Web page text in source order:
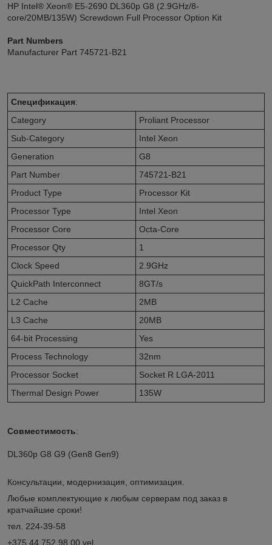
HP Intel® Xeon® E5-2690 DL360p G8 (2.9GHz/8-
core/20MB/135W) Screwdown Full Processor Option Kit
Part Numbers
Manufacturer Part 745721-B21
Спецификация:
Category
Proliant Processor
Sub-Category
Intel Xeon
Generation
G8
Part Number
745721-B21
Product Type
Processor Kit
Processor Type
Intel Xeon
Processor Core
Octa-Core
Processor Qty
1
Clock Speed
2.9GHz
QuickPath Interconnect
8GT/s
L2 Cache
2MB
L3 Cache
20MB
64-bit Processing
Yes
Process Technology
32nm
Processor Socket
Socket R LGA-2011
Thermal Design Power
135W
Совместимость:
DL360p G8 G9 (Gen8 Gen9)
Консультации, модернизация, оптимизация.
Любые комплектующие к любым серверам под заказ в
кратчайшие сроки!
тел. 224-39-58
+375 44 752 98 00 vel.